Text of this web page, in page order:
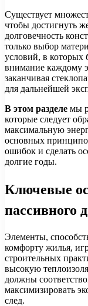
Существует
чтобы достигнуть
долговечность
только выбор
условий, в которых
внимание каждому
заканчивая
для дальнейшей
В этом разделе мы
которые следует
максимальную
основных
ошибок и сделать
долгие годы.
Ключевые
пассивного
Элементы,
комфорту жилья,
строительных
высокую
должны
максимизировать
след.